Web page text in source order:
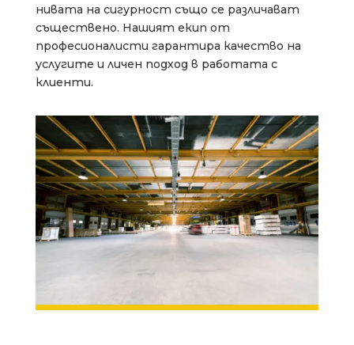
нивата на сигурност също се различават
съществено. Нашият екип от
професионалисти гарантира качество на
услугите и личен подход в работата с
клиенти.